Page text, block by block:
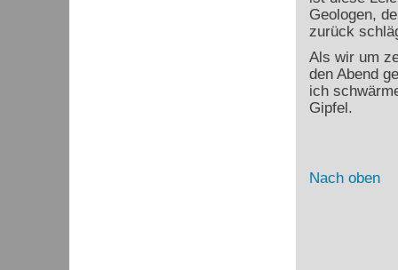
Geologen,
zurück
Als wir um
den Abend
ich
Gipfel.
Nach oben